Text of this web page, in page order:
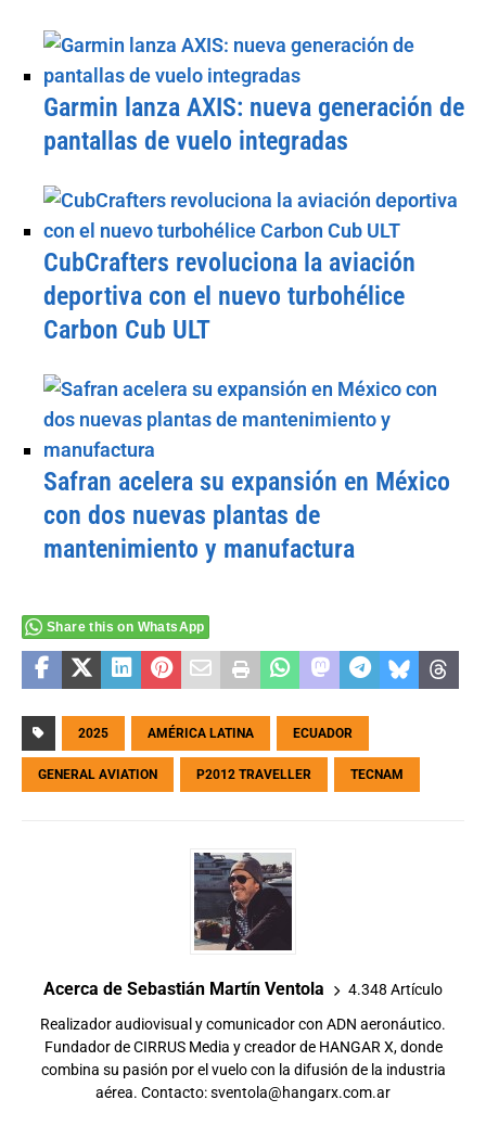
Garmin lanza AXIS: nueva generación de
pantallas de vuelo integradas
CubCrafters revoluciona la aviación
deportiva con el nuevo turbohélice
Carbon Cub ULT
Safran acelera su expansión en México
con dos nuevas plantas de
mantenimiento y manufactura
Share this on WhatsApp
2025 AMÉRICA LATINA ECUADOR
GENERAL AVIATION P2012 TRAVELLER TECNAM
Acerca de Sebastián Martín Ventola 4.348 Artículo
Realizador audiovisual y comunicador con ADN aeronáutico.
Fundador de CIRRUS Media y creador de HANGAR X, donde
combina su pasión por el vuelo con la difusión de la industria
aérea. Contacto:sventola@hangarx.com.ar